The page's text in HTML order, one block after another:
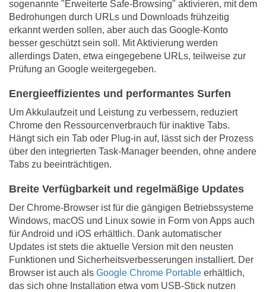
sogenannte "Erweiterte Safe-Browsing" aktivieren, mit dem
Bedrohungen durch URLs und Downloads frühzeitig
erkannt werden sollen, aber auch das Google-Konto
besser geschützt sein soll. Mit Aktivierung werden
allerdings Daten, etwa eingegebene URLs, teilweise zur
Prüfung an Google weitergegeben.
Energieeffizientes und performantes Surfen
Um Akkulaufzeit und Leistung zu verbessern, reduziert
Chrome den Ressourcenverbrauch für inaktive Tabs.
Hängt sich ein Tab oder Plug-in auf, lässt sich der Prozess
über den integrierten Task-Manager beenden, ohne andere
Tabs zu beeinträchtigen.
Breite Verfügbarkeit und regelmäßige Updates
Der Chrome-Browser ist für die gängigen Betriebssysteme
Windows, macOS und Linux sowie in Form von Apps auch
für Android und iOS erhältlich. Dank automatischer
Updates ist stets die aktuelle Version mit den neusten
Funktionen und Sicherheitsverbesserungen installiert. Der
Browser ist auch als Google Chrome Portable erhältlich,
das sich ohne Installation etwa vom USB-Stick nutzen